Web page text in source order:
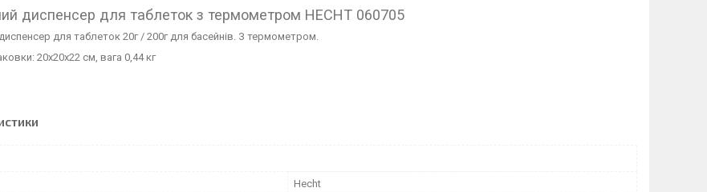
диспенсер для таблеток з термометром HECHT 060705
для таблеток 20г / 200г для басейнів. З термометром.
20х20х22 см, вага 0,44 кг
Hecht